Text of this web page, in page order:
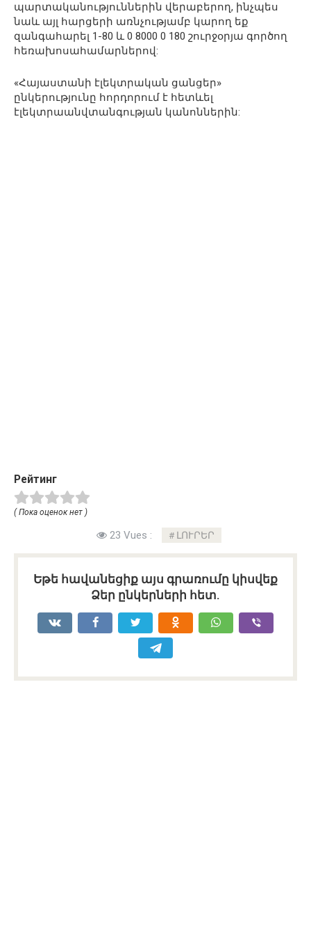
պարտականություններին վերաբերող, ինչպես
նաև այլ հարցերի առնչությամբ կարող եք
զանգահարել 1-80 և 0 8000 0 180 շուրջօրյա գործող
հեռախոսահամարներով:
«Հայաստանի էլեկտրական ցանցեր»
ընկերությունը հորդորում է հետևել
էլեկտրաանվտանգության կանոններին:
Рейтинг
( Пока оценок нет )
23 Vues : ԼՈՒՐԵՐ
Եթե հավանեցիք այս գրառումը կիսվեք
Ձեր ընկերների հետ.